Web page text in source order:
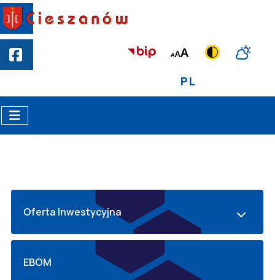
PL
Oferta Inwestycyjna
EBOM